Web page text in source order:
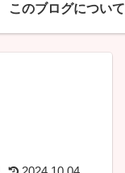
このブログについて